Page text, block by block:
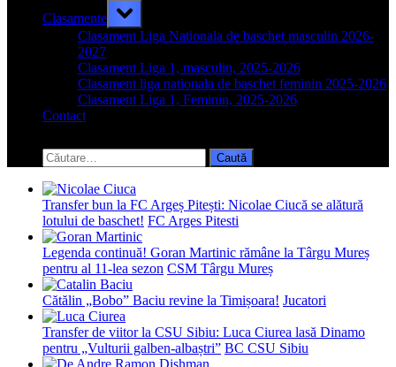
Clasamente
Toggle
sub-
menu
Clasament Liga Nationala de baschet masculin 2026-
2027
Clasament Liga 1, masculin, 2025-2026
Clasament liga nationala de baschet feminin 2025-2026
Clasament Liga 1, Feminin, 2025-2026
Contact
search
form
Caută
după:
Transfer bun la FC Argeș Pitești: Nicolae Ciucă se alătură
lotului de baschet! FC Arges Pitesti
Legenda continuă! Goran Martinic rămâne la Târgu Mureș
pentru al 11-lea sezon CSM Târgu Mureș
Cătălin „Bobo” Baciu revine la Timișoara! Jucatori
Transfer de viitor la CSU Sibiu: Luca Ciurea lasă Dinamo
pentru „Vulturii galben-albaștri” BC CSU Sibiu